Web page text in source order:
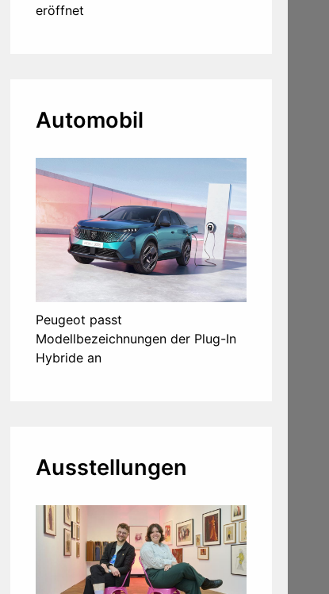
eröffnet
Automobil
Peugeot passt
Modellbezeichnungen der Plug-In
Hybride an
Ausstellungen